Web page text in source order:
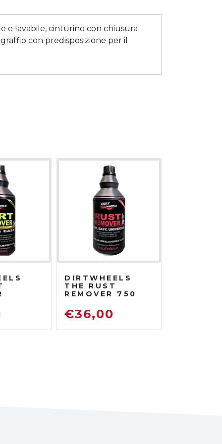
e lavabile, cinturino con chiusura
con predisposizione per il
DIRTWHEELS
THE RUST
REMOVER 750
DISOSSIDANTE
RIMUOVI
€36,00